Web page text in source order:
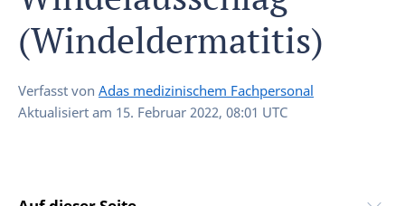
(Windeldermatitis)
Verfasst von Adas medizinischem Fachpersonal
Aktualisiert am 15. Februar 2022, 08:01 UTC